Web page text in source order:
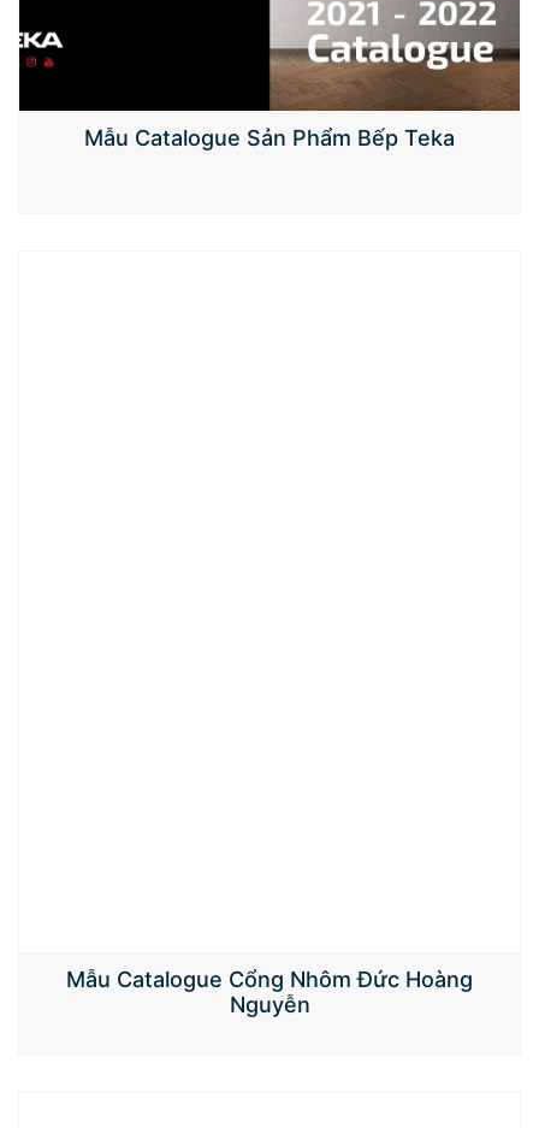
Mẫu Catalogue Sản Phẩm Bếp Teka
Mẫu Catalogue Cổng Nhôm Đức Hoàng
Nguyễn